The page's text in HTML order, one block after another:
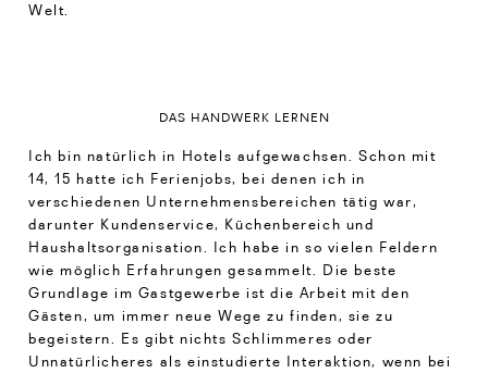
Welt.
DAS HANDWERK LERNEN
Ich bin natürlich in Hotels aufgewachsen. Schon mit
14, 15 hatte ich Ferienjobs, bei denen ich in
verschiedenen Unternehmensbereichen tätig war,
darunter Kundenservice, Küchenbereich und
Haushaltsorganisation. Ich habe in so vielen Feldern
wie möglich Erfahrungen gesammelt. Die beste
Grundlage im Gastgewerbe ist die Arbeit mit den
Gästen, um immer neue Wege zu finden, sie zu
begeistern. Es gibt nichts Schlimmeres oder
Unnatürlicheres als einstudierte Interaktion, wenn bei